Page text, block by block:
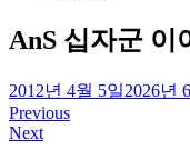
AnS 십자군 이
irene
2012년 4월 5일2026년
글
Previous
Next